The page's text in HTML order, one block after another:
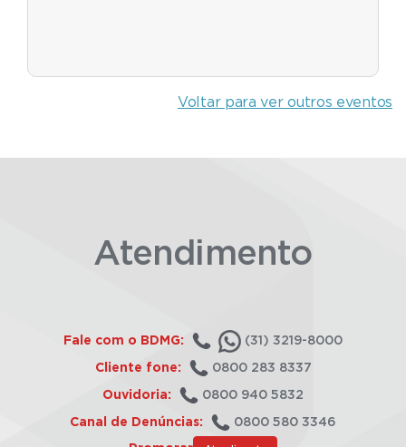
Voltar para ver outros eventos
Atendimento
Fale com o BDMG: (31) 3219-8000
Cliente fone: 0800 283 8337
Ouvidoria: 0800 940 5832
Canal de Denúncias: 0800 580 3346